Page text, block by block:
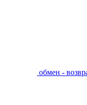
обмен -